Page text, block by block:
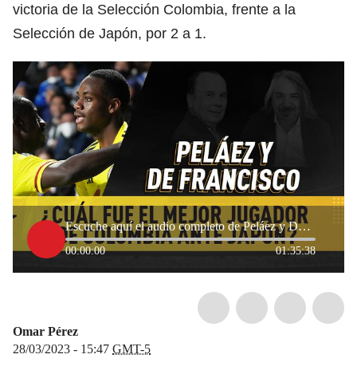
victoria de la Selección Colombia, frente a la
Selección de Japón, por 2 a 1.
Escuche aquí el audio completo de Peláez y De Francisco de este 28 de marzo
00:00:00 01:35:38
Omar Pérez
28/03/2023 - 15:47 GMT-5